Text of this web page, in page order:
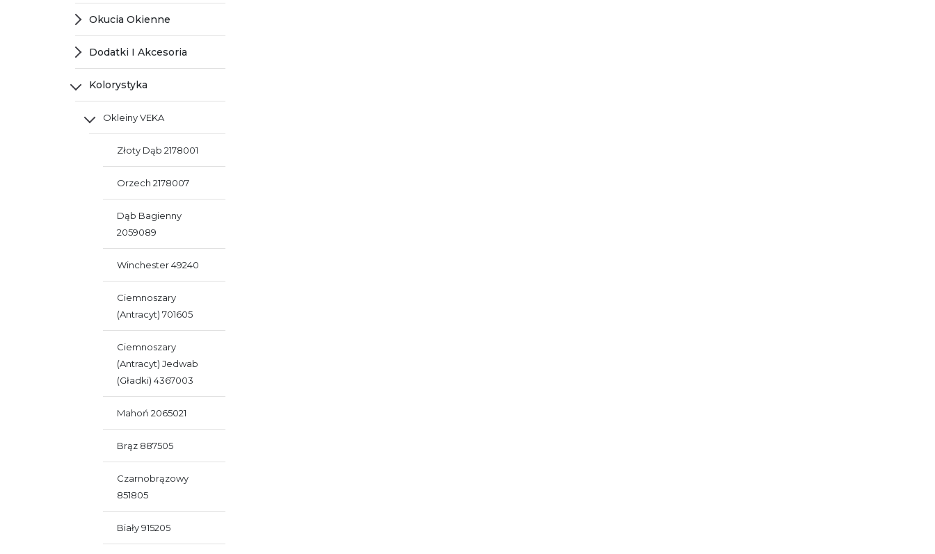
Okucia Okienne
Dodatki I Akcesoria
Kolorystyka
Okleiny VEKA
Złoty Dąb 2178001
Orzech 2178007
Dąb Bagienny
2059089
Winchester 49240
Ciemnoszary
(antracyt) 701605
Ciemnoszary
(antracyt) Jedwab
(gładki) 4367003
Mahoń 2065021
Brąz 887505
Czarnobrązowy
851805
Biały 915205